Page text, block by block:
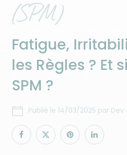
(SPM)
Fatigue,
les Règles ? Et
SPM ?
Publié le 14/03/2025 par Dev